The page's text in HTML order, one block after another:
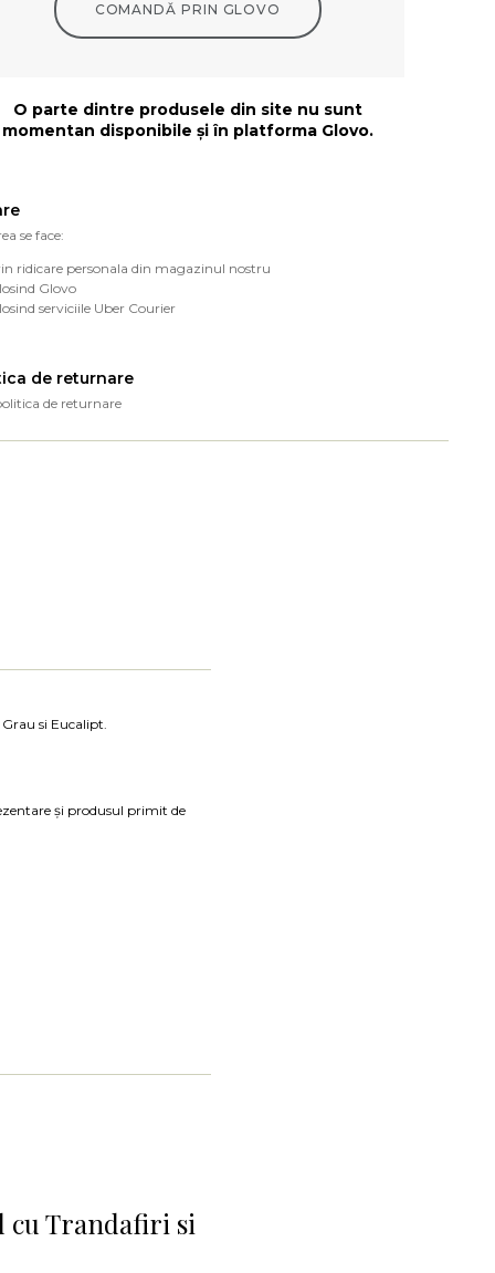
COMANDĂ PRIN GLOVO
O parte dintre produsele din site nu sunt
momentan disponibile și în platforma Glovo.
se face:
ridicare personala din magazinul nostru
Glovo
serviciile Uber Courier
de returnare
de returnare
si Eucalipt.
și produsul primit de
cu Trandafiri si